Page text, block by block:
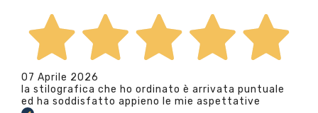
07 Aprile 2026
la stilografica che ho ordinato è arrivata puntuale
ed ha soddisfatto appieno le mie aspettative